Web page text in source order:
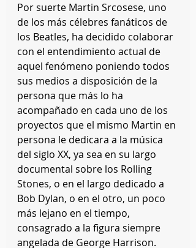
Por suerte Martin Srcosese, uno
de los más célebres fanáticos de
los Beatles, ha decidido colaborar
con el entendimiento actual de
aquel fenómeno poniendo todos
sus medios a disposición de la
persona que más lo ha
acompañado en cada uno de los
proyectos que el mismo Martin en
persona le dedicara a la música
del siglo XX, ya sea en su largo
documental sobre los Rolling
Stones, o en el largo dedicado a
Bob Dylan, o en el otro, un poco
más lejano en el tiempo,
consagrado a la figura siempre
angelada de George Harrison.